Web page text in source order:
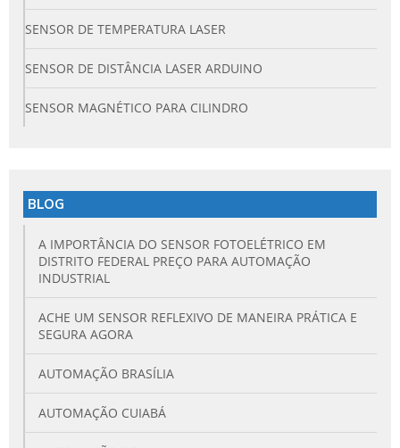
SENSOR DE TEMPERATURA LASER
SENSOR DE DISTÂNCIA LASER ARDUINO
SENSOR MAGNÉTICO PARA CILINDRO
BLOG
A IMPORTÂNCIA DO SENSOR FOTOELÉTRICO EM
DISTRITO FEDERAL PREÇO PARA AUTOMAÇÃO
INDUSTRIAL
ACHE UM SENSOR REFLEXIVO DE MANEIRA PRÁTICA E
SEGURA AGORA
AUTOMAÇÃO BRASÍLIA
AUTOMAÇÃO CUIABÁ